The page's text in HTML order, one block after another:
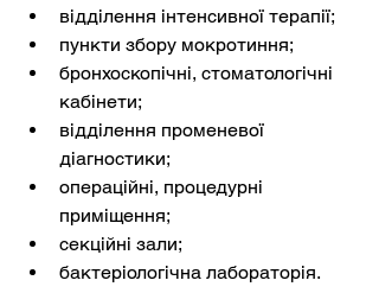
відділення інтенсивної терапії;
пункти збору мокротиння;
бронхоскопічні, стоматологічні
кабінети;
відділення променевої
діагностики;
операційні, процедурні
приміщення;
секційні зали;
бактеріологічна лабораторія.